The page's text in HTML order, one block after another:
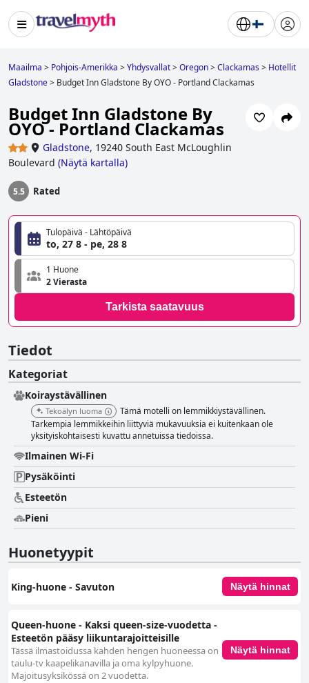
Maailma > Pohjois-Amerikka >Yhdysvallat>Oregon>Clackamas> Hotellit
Gladstone> Budget Inn Gladstone By OYO - Portland Clackamas
Budget Inn Gladstone By
OYO - Portland Clackamas
Gladstone, 19240 South East McLoughlin
Boulevard (Näytä kartalla)
5.5 Rated
Tulopäivä - Lähtöpäivä
to, 27 8 - pe, 28 8
1 Huone
2 Vierasta
Tarkista saatavuus
Tiedot
Kategoriat
Koiraystävällinen
Tekoälyn luoma
Tämä motelli on lemmikkiystävällinen.
Tarkempia lemmikkeihin liittyviä mukavuuksia ei kuitenkaan ole
yksityiskohtaisesti kuvattu annetuissa tiedoissa.
Ilmainen Wi-Fi
Pysäköinti
Esteetön
Pieni
Huonetyypit
King-huone ‑ Savuton Näytä hinnat
Queen-huone - Kaksi queen-size-vuodetta -
Esteetön pääsy liikuntarajoitteisille
Tässä ilmastoidussa kahden hengen huoneessa on
taulu-tv kaapelikanavilla ja oma kylpyhuone.
Majoitusyksikössä on 2 vuodetta.
Näytä hinnat